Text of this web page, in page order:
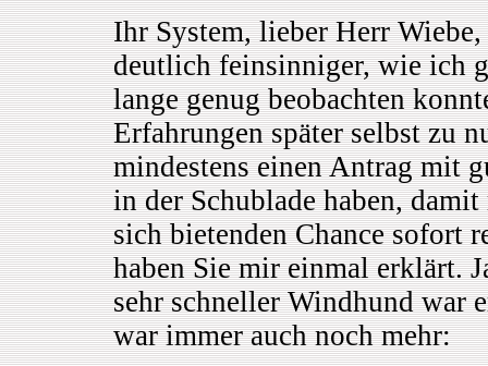
Ihr System, lieber Herr
deutlich feinsinniger, wie ich
lange genug beobachten
Erfahrungen später selbst zu
mindestens einen Antrag mit
in der Schublade haben,
sich bietenden Chance sofort
haben Sie mir einmal erklärt.
sehr schneller Windhund war
war immer auch noch mehr: